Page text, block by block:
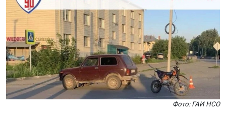
Рейс из Уфы в Новосибирск отменён. Причины
изменений в расписании не уточняют.
Напомним: 6 августа в Новосибирске задержали
авиарейсы из-заограничений в аэропортах.
Поделиться новостью: